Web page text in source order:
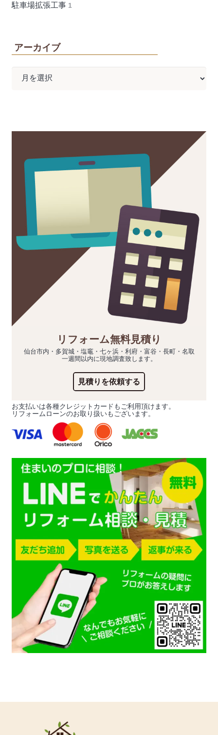
駐車場拡張工事 1
アーカイブ
リフォーム無料見積り
仙台市内・多賀城・塩竈・七ヶ浜・利府・富谷・長町・名取
一週間以内に現地調査致します。
見積りを依頼する
お支払いは各種クレジットカードもご利用頂けます。
リフォームローンのお取り扱いもございます。